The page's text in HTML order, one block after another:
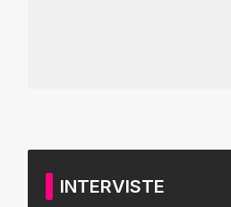
INTERVISTE